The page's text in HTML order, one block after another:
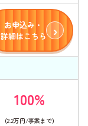
お申込み・
詳細はこちら
100%
(2.2万円/事案まで)